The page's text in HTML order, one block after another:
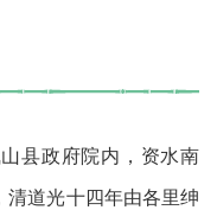
县政府院内，资水南
清道光十四年由各里绅